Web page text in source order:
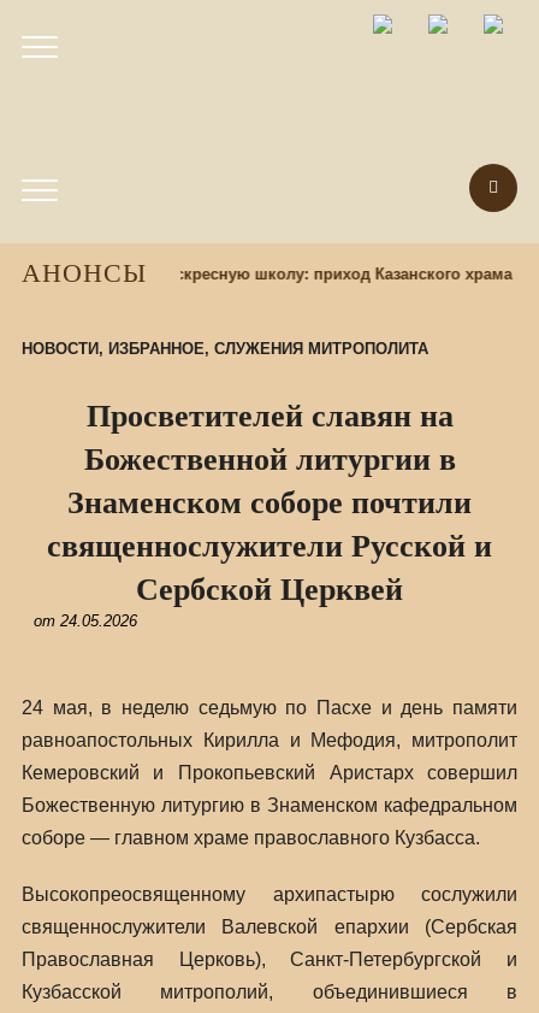
АНОНСЫ
учащихся в воскресную школу: приход Казанского храма
НОВОСТИ , ИЗБРАННОЕ, СЛУЖЕНИЯ МИТРОПОЛИТА
Просветителей славян на
Божественной литургии в
Знаменском соборе почтили
священнослужители Русской и
Сербской Церквей
от 24.05.2026
24 мая, в неделю седьмую по Пасхе и день памяти
равноапостольных Кирилла и Мефодия, митрополит
Кемеровский и Прокопьевский Аристарх совершил
Божественную литургию в Знаменском кафедральном
соборе — главном храме православного Кузбасса.
Высокопреосвященному архипастырю сослужили
священнослужители Валевской епархии (Сербская
Православная Церковь), Санкт-Петербургской и
Кузбасской митрополий, объединившиеся в